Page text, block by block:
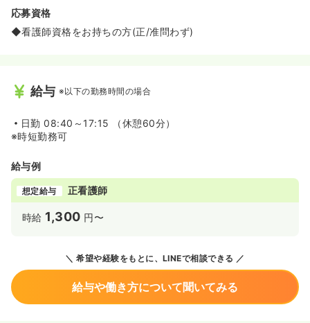
応募資格
◆看護師資格をお持ちの方(正/准問わず)
給与 ※以下の勤務時間の場合
日勤 08:40～17:15 （休憩60分）
※時短勤務可
給与例
想定給与 正看護師
時給 1,300 円〜
希望や経験をもとに、LINEで相談できる
給与や働き方について聞いてみる